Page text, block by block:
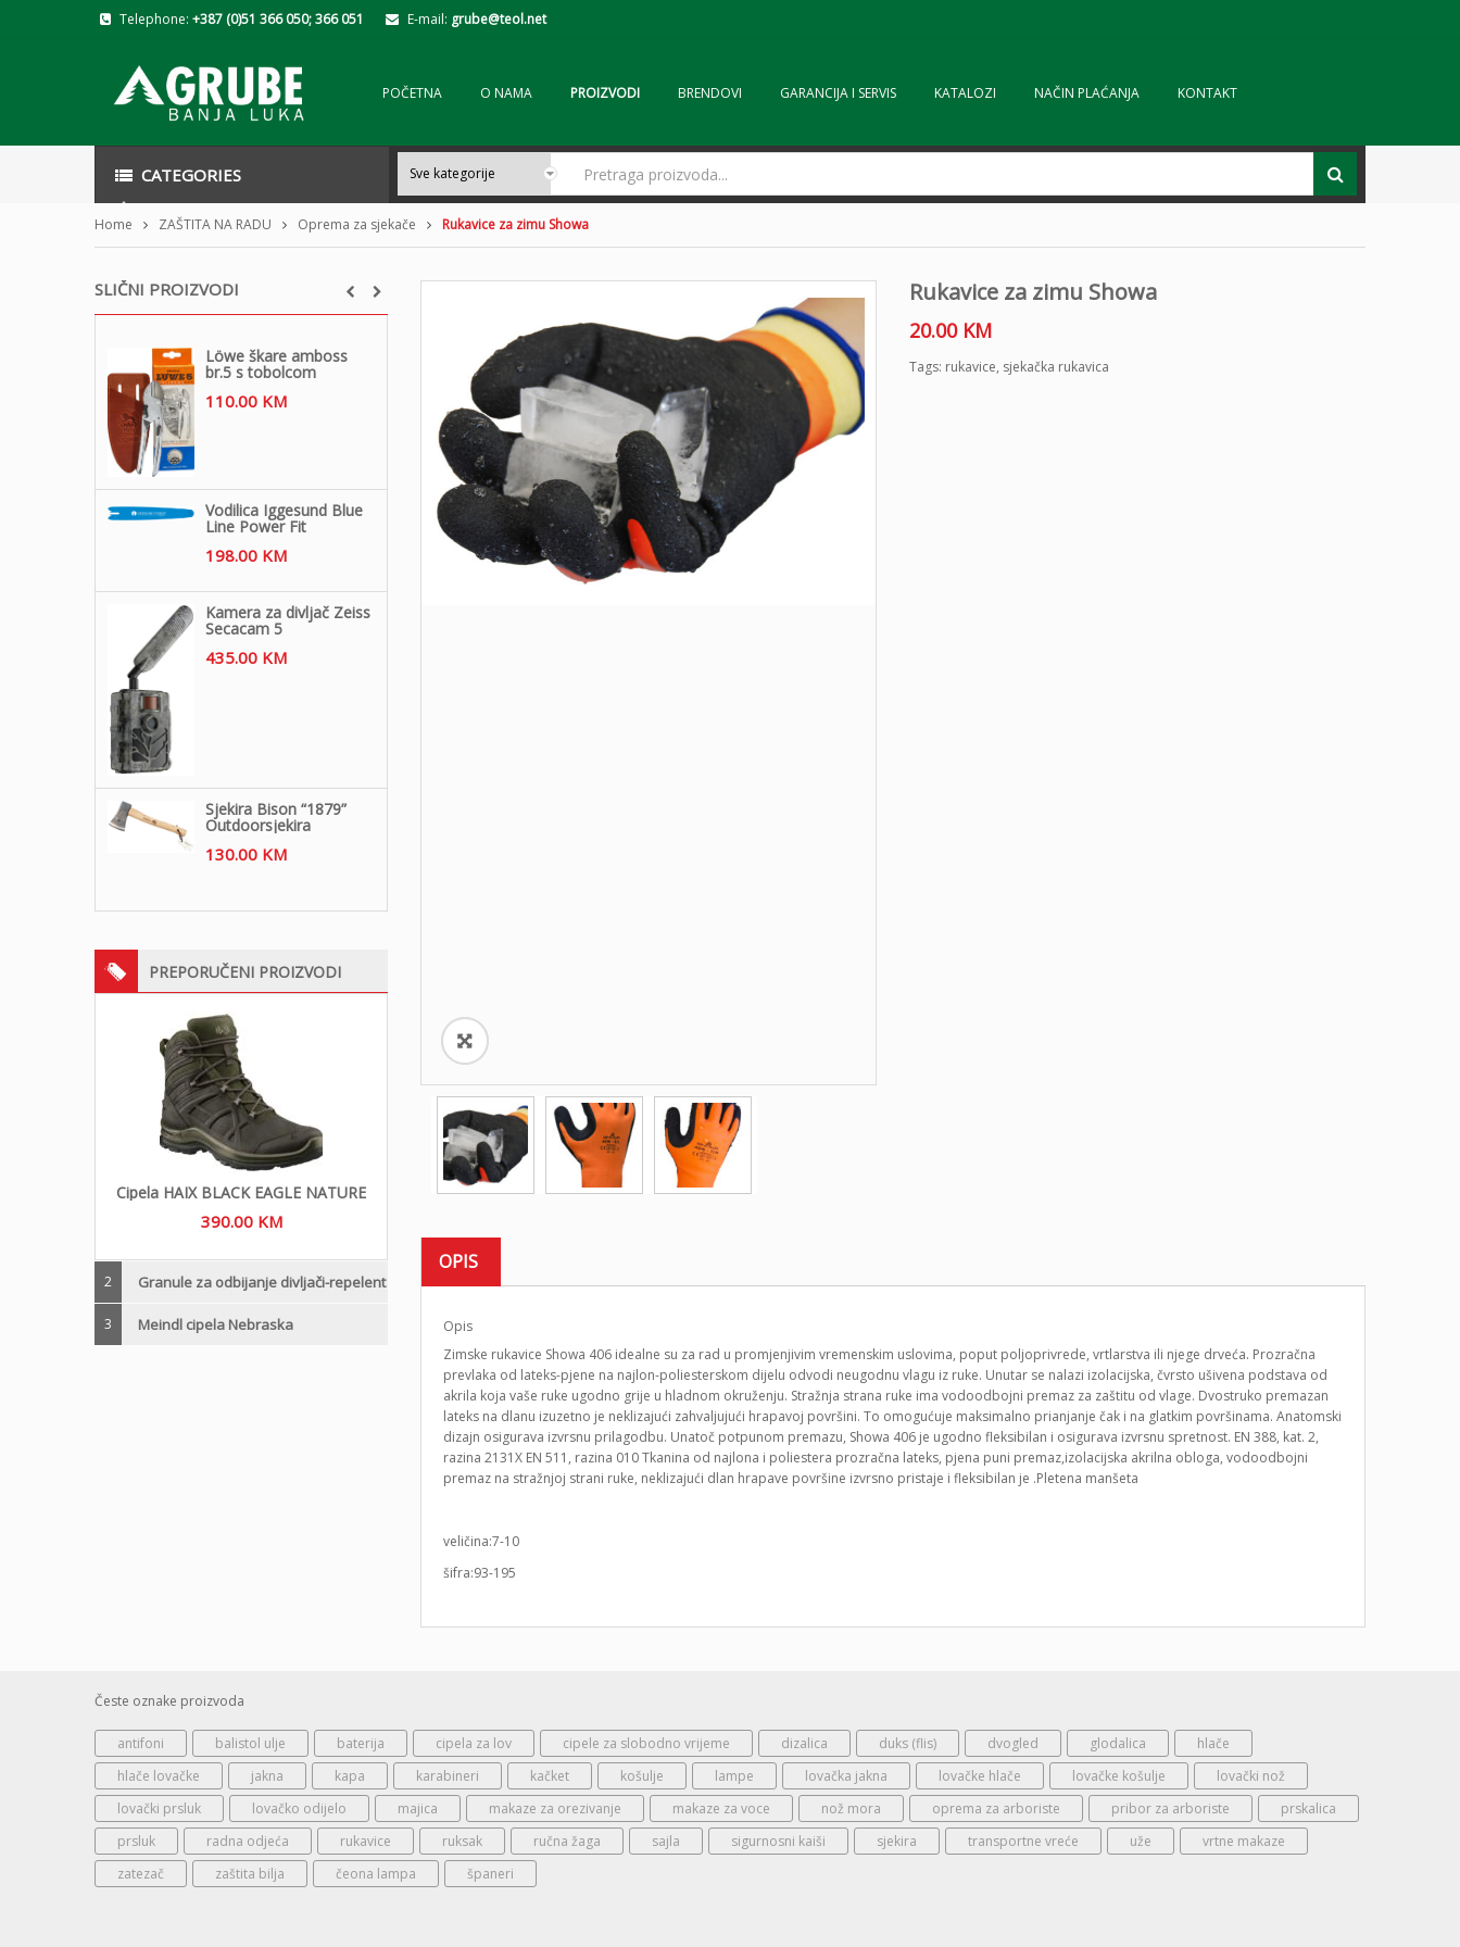
Telephone: +387 (0)51 366 050; 366 051 E-mail: grube@teol.net
POČETNA O NAMA PROIZVODI BRENDOVI GARANCIJA I SERVIS KATALOZI NAČIN PLAĆANJA KONTAKT
CATEGORIES
Home ZAŠTITA NA RADU Oprema za sjekače Rukavice za zimu Showa
SLIČNI PROIZVODI
Löwe škare amboss
br.5 s tobolcom
110.00 KM
Vodilica Iggesund Blue
Line Power Fit
198.00 KM
Kamera za divljač Zeiss
Secacam 5
435.00 KM
Sjekira Bison “1879”
Outdoorsjekira
130.00 KM
PREPORUČENI PROIZVODI
Cipela HAIX BLACK EAGLE NATURE
390.00 KM
2 Granule za odbijanje divljači-repelent
3 Meindl cipela Nebraska
Rukavice za zimu Showa
20.00 KM
Tags: rukavice, sjekačka rukavica
OPIS
Opis
Zimske rukavice Showa 406 idealne su za rad u promjenjivim vremenskim uslovima, poput poljoprivrede, vrtlarstva ili njege drveća. Prozračna
prevlaka od lateks-pjene na najlon-poliesterskom dijelu odvodi neugodnu vlagu iz ruke. Unutar se nalazi izolacijska, čvrsto ušivena podstava od
akrila koja vaše ruke ugodno grije u hladnom okruženju. Stražnja strana ruke ima vodoodbojni premaz za zaštitu od vlage. Dvostruko premazan
lateks na dlanu izuzetno je neklizajući zahvaljujući hrapavoj površini. To omogućuje maksimalno prianjanje čak i na glatkim površinama. Anatomski
dizajn osigurava izvrsnu prilagodbu. Unatoč potpunom premazu, Showa 406 je ugodno fleksibilan i osigurava izvrsnu spretnost. EN 388, kat. 2,
razina 2131X EN 511, razina 010 Tkanina od najlona i poliestera prozračna lateks, pjena puni premaz,izolacijska akrilna obloga, vodoodbojni
premaz na stražnjoj strani ruke, neklizajući dlan hrapave površine izvrsno pristaje i fleksibilan je .Pletena manšeta
veličina:7-10
šifra:93-195
Česte oznake proizvoda
antifoni balistol ulje baterija cipela za lov cipele za slobodno vrijeme dizalica duks (flis) dvogled glodalica
hlače
hlače lovačke
jakna kapa karabineri kačket košulje lampe lovačka jakna lovačke hlače lovačke košulje
lovački nož
lovački prsluk
lovačko odijelo majica makaze za orezivanje makaze za voce nož mora oprema za arboriste pribor za arboriste
prskalica
prsluk
radna odjeća rukavice ruksak ručna žaga sajla sigurnosni kaiši sjekira transportne vreće uže
vrtne makaze
zatezač
zaštita bilja čeona lampa španeri